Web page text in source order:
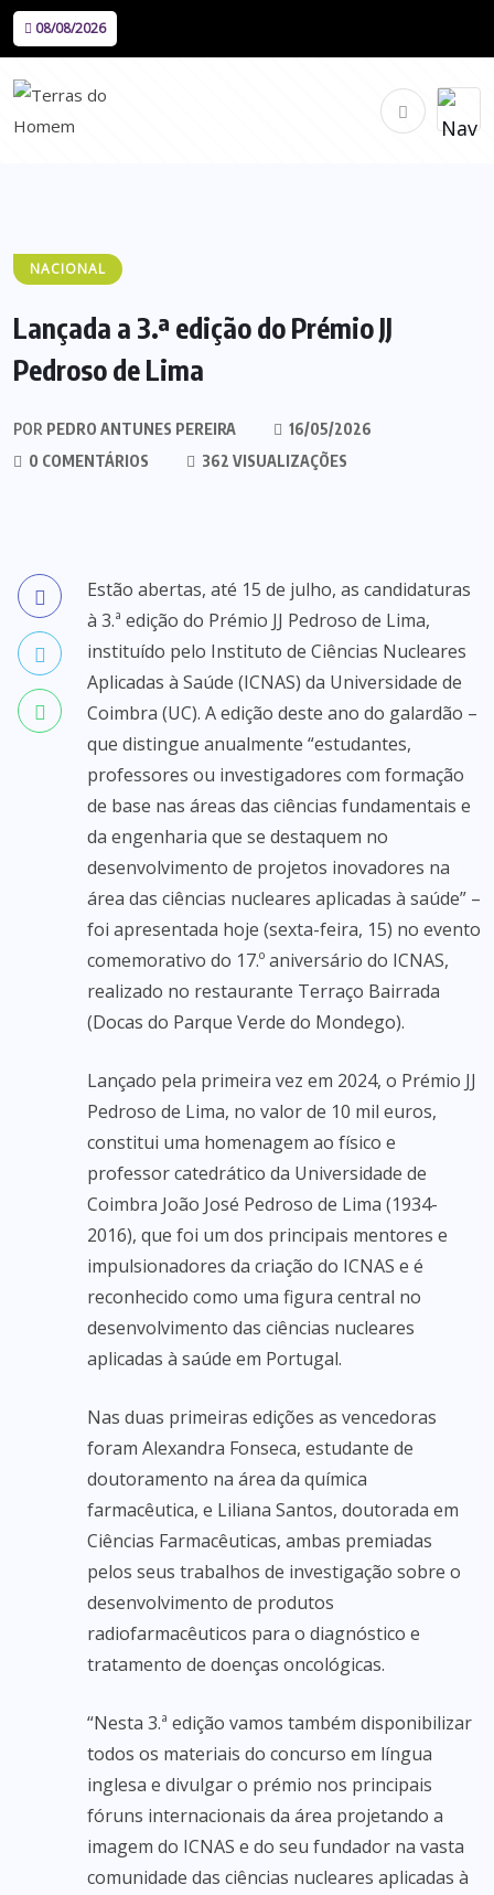
08/08/2026
NACIONAL
Lançada a 3.ª edição do Prémio JJ
Pedroso de Lima
POR PEDRO ANTUNES PEREIRA
16/05/2026
0 COMENTÁRIOS
362 VISUALIZAÇÕES
Estão abertas, até 15 de julho, as candidaturas
à 3.ª edição do Prémio JJ Pedroso de Lima,
instituído pelo Instituto de Ciências Nucleares
Aplicadas à Saúde (ICNAS) da Universidade de
Coimbra (UC). A edição deste ano do galardão –
que distingue anualmente “estudantes,
professores ou investigadores com formação
de base nas áreas das ciências fundamentais e
da engenharia que se destaquem no
desenvolvimento de projetos inovadores na
área das ciências nucleares aplicadas à saúde” –
foi apresentada hoje (sexta-feira, 15) no evento
comemorativo do 17.º aniversário do ICNAS,
realizado no restaurante Terraço Bairrada
(Docas do Parque Verde do Mondego).
Lançado pela primeira vez em 2024, o Prémio JJ
Pedroso de Lima, no valor de 10 mil euros,
constitui uma homenagem ao físico e
professor catedrático da Universidade de
Coimbra João José Pedroso de Lima (1934-
2016), que foi um dos principais mentores e
impulsionadores da criação do ICNAS e é
reconhecido como uma figura central no
desenvolvimento das ciências nucleares
aplicadas à saúde em Portugal.
Nas duas primeiras edições as vencedoras
foram Alexandra Fonseca, estudante de
doutoramento na área da química
farmacêutica, e Liliana Santos, doutorada em
Ciências Farmacêuticas, ambas premiadas
pelos seus trabalhos de investigação sobre o
desenvolvimento de produtos
radiofarmacêuticos para o diagnóstico e
tratamento de doenças oncológicas.
“Nesta 3.ª edição vamos também disponibilizar
todos os materiais do concurso em língua
inglesa e divulgar o prémio nos principais
fóruns internacionais da área projetando a
imagem do ICNAS e do seu fundador na vasta
comunidade das ciências nucleares aplicadas à